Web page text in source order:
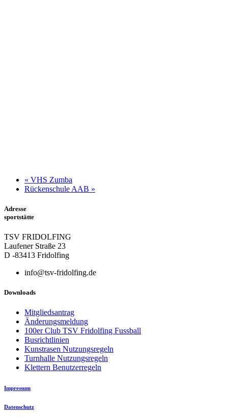
« VHS Zumba
Rückenschule AAB »
Adresse
sportstätte
TSV FRIDOLFING
Laufener Straße 23
D -83413 Fridolfing
info@tsv-fridolfing.de
Downloads
Mitgliedsantrag
Änderungsmeldung
100er Club TSV Fridolfing Fussball
Busrichtlinien
Kunstrasen Nutzungsregeln
Turnhalle Nutzungsregeln
Klettern Benutzerregeln
Impressum
Datenschutz